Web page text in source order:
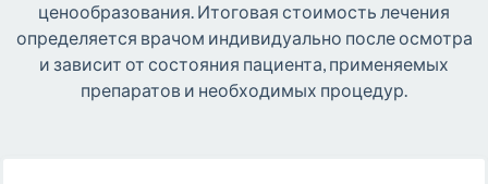
ценообразования. Итоговая стоимость лечения
определяется врачом индивидуально после осмотра
и зависит от состояния пациента, применяемых
препаратов и необходимых процедур.